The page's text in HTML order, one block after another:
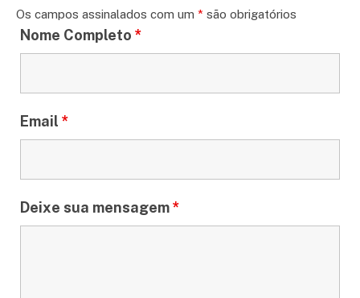
Os campos assinalados com um * são obrigatórios
Nome Completo *
Email *
Deixe sua mensagem*